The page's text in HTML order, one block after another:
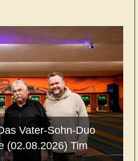
Vater-Sohn-Duo
(02.08.2026) Tim